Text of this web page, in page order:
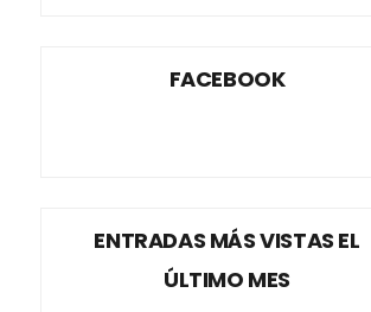
FACEBOOK
ENTRADAS MÁS VISTAS EL
ÚLTIMO MES